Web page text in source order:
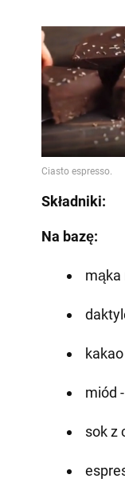
Składniki:
Na bazę:
mąka
kakao
miód
sok z